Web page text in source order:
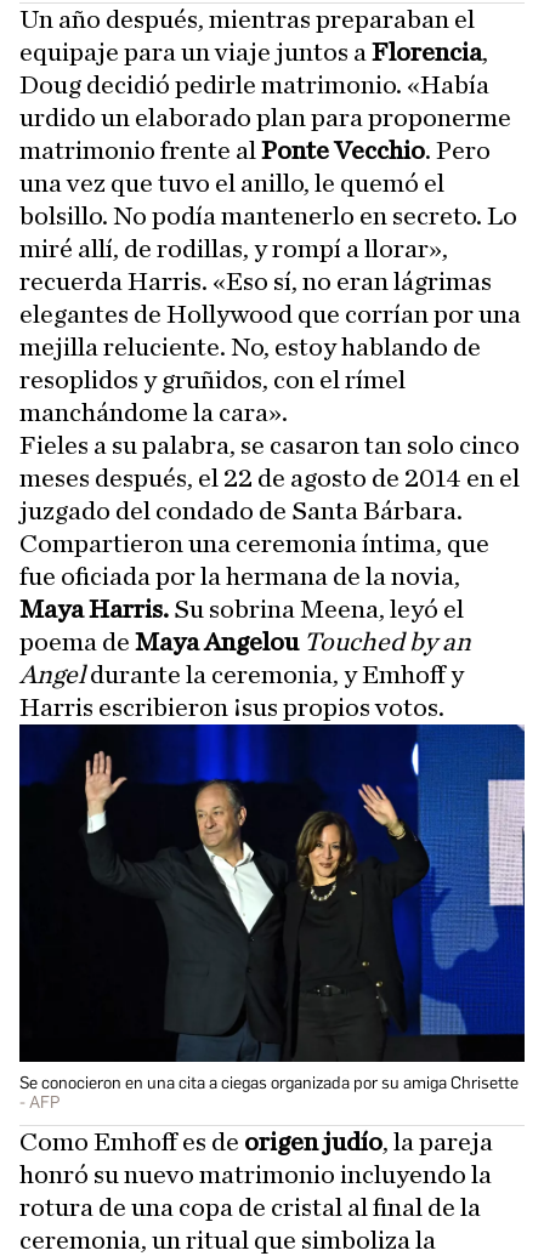
Un año después, mientras preparaban el
equipaje para un viaje juntos a Florencia,
Doug decidió pedirle matrimonio. «Había
urdido un elaborado plan para proponerme
matrimonio frente al Ponte Vecchio. Pero
una vez que tuvo el anillo, le quemó el
bolsillo. No podía mantenerlo en secreto. Lo
miré allí, de rodillas, y rompí a llorar»,
recuerda Harris. «Eso sí, no eran lágrimas
elegantes de Hollywood que corrían por una
mejilla reluciente. No, estoy hablando de
resoplidos y gruñidos, con el rímel
manchándome la cara».
Fieles a su palabra, se casaron tan solo cinco
meses después, el 22 de agosto de 2014 en el
juzgado del condado de Santa Bárbara.
Compartieron una ceremonia íntima, que
fue oficiada por la hermana de la novia,
Maya Harris. Su sobrina Meena, leyó el
poema de Maya Angelou Touched by an
Angeldurante la ceremonia, y Emhoff y
Harris escribieron ¡sus propios votos.
Se conocieron en una cita a ciegas organizada por su amiga Chrisette
AFP
Como Emhoff es de origen judío, la pareja
honró su nuevo matrimonio incluyendo la
rotura de una copa de cristal al final de la
ceremonia, un ritual que simboliza la